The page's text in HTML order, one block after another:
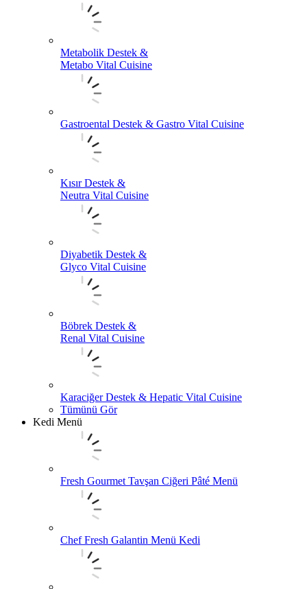
Metabolik Destek &
Metabo Vital Cuisine
Gastroental Destek & Gastro Vital Cuisine
Kısır Destek &
Neutra Vital Cuisine
Diyabetik Destek &
Glyco Vital Cuisine
Böbrek Destek &
Renal Vital Cuisine
Karaciğer Destek & Hepatic Vital Cuisine
Tümünü Gör
Kedi Menü
Fresh Gourmet Tavşan Ciğeri Pâté Menü
Chef Fresh Galantin Menü Kedi